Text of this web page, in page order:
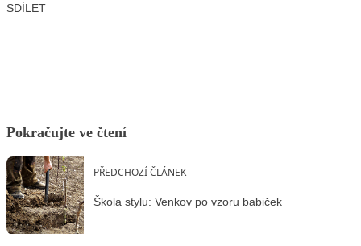
SDÍLET
Pokračujte ve čtení
PŘEDCHOZÍ ČLÁNEK
Škola stylu: Venkov po vzoru babiček